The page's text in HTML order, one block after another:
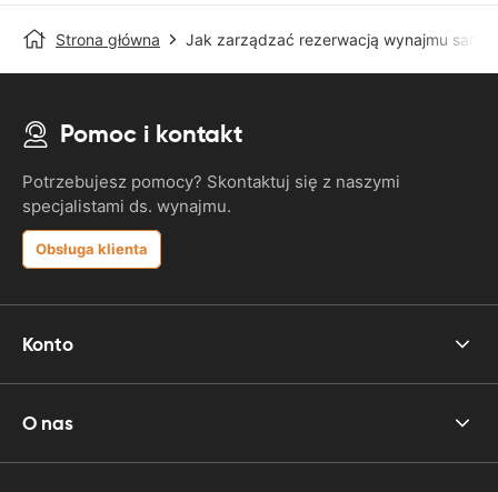
Strona główna Jak zarządzać rezerwacją wynajmu
Pomoc i kontakt
Potrzebujesz pomocy? Skontaktuj się z naszymi
specjalistami ds. wynajmu.
Obsługa klienta
Konto
O nas